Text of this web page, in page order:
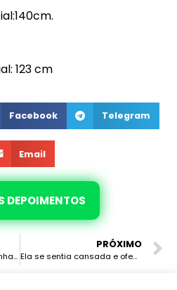
123 cm
Facebook Telegram
Email
DEPOIMENTOS
Iloni chegou aos 100kg, tinha hipertensão, artrose, ansiedade e corria o risco de ter trombose. Com o Leve 16 emagreceu 10kg, recuperou o astral e as roupas.
PRÓXIMO
Ela se sentia cansada e ofegante para caminhar devido ao sobrepeso. Após eliminar 16 quilos de forma natural ela está disposta, consegue caminhar, correr e fazer exercícios.